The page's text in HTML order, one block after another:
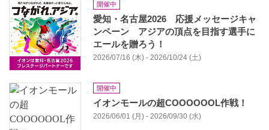
開催中
愛知・名古屋2026 応援メッセージキャ
ンペーン アジアの頂点を目指す選手に
エールを贈ろう！
2026/07/16 (木) - 2026/10/24 (土)
開催中
イオンモールの超COOOOOOL作戦！
2026/06/01 (月) - 2026/09/30 (水)